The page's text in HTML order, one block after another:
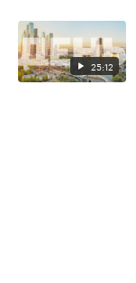
25:12